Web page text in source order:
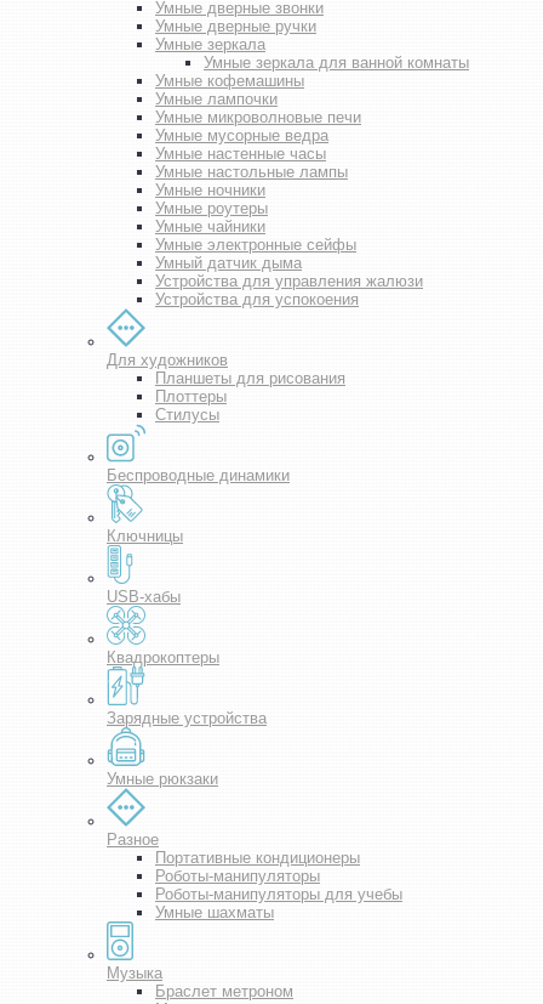
Умные дверные звонки
Умные дверные ручки
Умные зеркала
Умные зеркала для ванной комнаты
Умные кофемашины
Умные лампочки
Умные микроволновые печи
Умные мусорные ведра
Умные настенные часы
Умные настольные лампы
Умные ночники
Умные роутеры
Умные чайники
Умные электронные сейфы
Умный датчик дыма
Устройства для управления жалюзи
Устройства для успокоения
Для художников
Планшеты для рисования
Плоттеры
Стилусы
Беспроводные динамики
Ключницы
USB-хабы
Квадрокоптеры
Зарядные устройства
Умные рюкзаки
Разное
Портативные кондиционеры
Роботы-манипуляторы
Роботы-манипуляторы для учебы
Умные шахматы
Музыка
Браслет метроном